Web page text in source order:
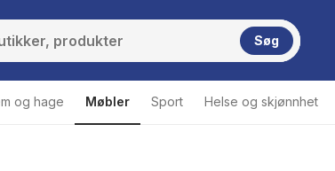
Søg
og hage Møbler Sport Helse og skjønnhet